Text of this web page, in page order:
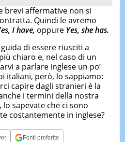
brevi affermative non si
Quindi le avremo
I have, oppure Yes, she has.
di essere riusciti a
chiaro e, nel caso di un
a parlare inglese un po’
italiani, però, lo sappiamo:
capire dagli stranieri è la
i termini della nostra
sapevate che ci sono
costantemente in inglese?
Fonti preferite